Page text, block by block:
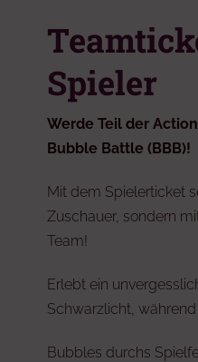
Spieler
Werde Teil der
Bubble Battle (BBB)!
Mit dem Spielerticket
Zuschauer, sondern
Team!
Erlebt ein
Schwarzlicht,
Bubbles durchs